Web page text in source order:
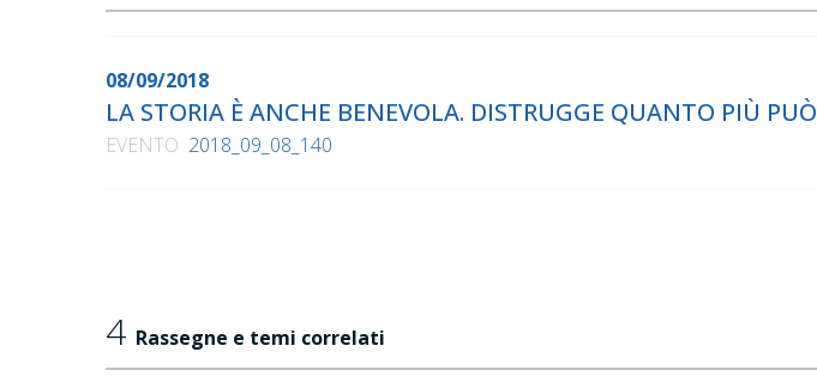
08/09/2018
LA STORIA È ANCHE BENEVOLA. DISTRUGGE QUANTO PIÙ PUÒ
EVENTO 2018_09_08_140
4 Rassegne e temi correlati